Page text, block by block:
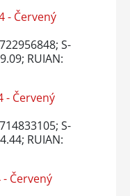
- Červený
S-
RUIAN:
- Červený
S-
RUIAN:
- Červený